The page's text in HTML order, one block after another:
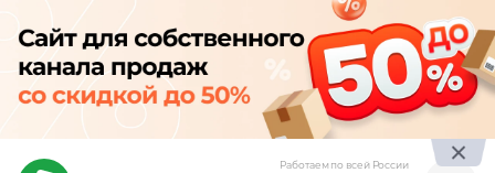
Работаем по всей России